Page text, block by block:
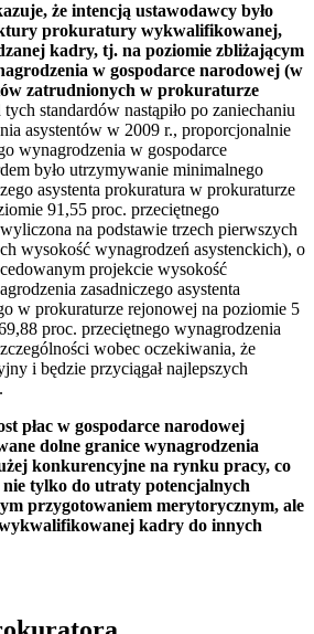
że intencją ustawodawcy było
prokuratury wykwalifikowanej,
kadry, tj. na poziomie zbliżającym
w gospodarce narodowej (w
zatrudnionych w prokuraturze
standardów nastąpiło po zaniechaniu
asystentów w 2009 r., proporcjonalnie
wynagrodzenia w gospodarce
było utrzymywanie minimalnego
asystenta prokuratura w prokuraturze
91,55 proc. przeciętnego
na podstawie trzech pierwszych
wysokość wynagrodzeń asystenckich), o
projekcie wysokość
zasadniczego asystenta
w prokuraturze rejonowej na poziomie 5
proc. przeciętnego wynagrodzenia
wobec oczekiwania, że
i będzie przyciągał najlepszych
płac w gospodarce narodowej
dolne granice wynagrodzenia
konkurencyjne na rynku pracy, co
nie tylko do utraty potencjalnych
przygotowaniem merytorycznym, ale
kadry do innych